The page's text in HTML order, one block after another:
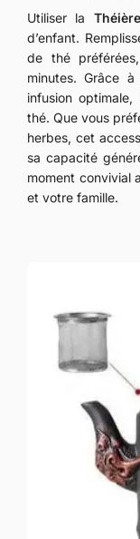
Utiliser la
d’enfant.
de thé
minutes. Grâce
infusion
thé. Que vous
herbes, cet
sa capacité
moment convivial
et votre famille.